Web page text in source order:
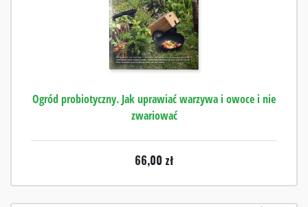
Ogród probiotyczny. Jak uprawiać warzywa i owoce i nie
zwariować
66,00 zł